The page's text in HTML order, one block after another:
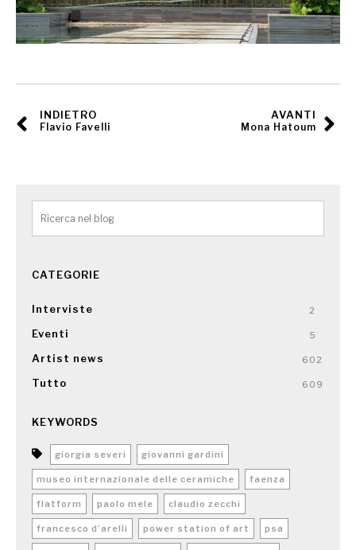
INDIETRO
Flavio Favelli
AVANTI
Mona Hatoum
CATEGORIE
Interviste 2
Eventi 5
Artist news 602
Tutto 609
KEYWORDS
giorgia severi giovanni gardini
museo internazionale delle ceramiche faenza
flatform paolo mele claudio zecchi
francesco d’arelli power station of art psa